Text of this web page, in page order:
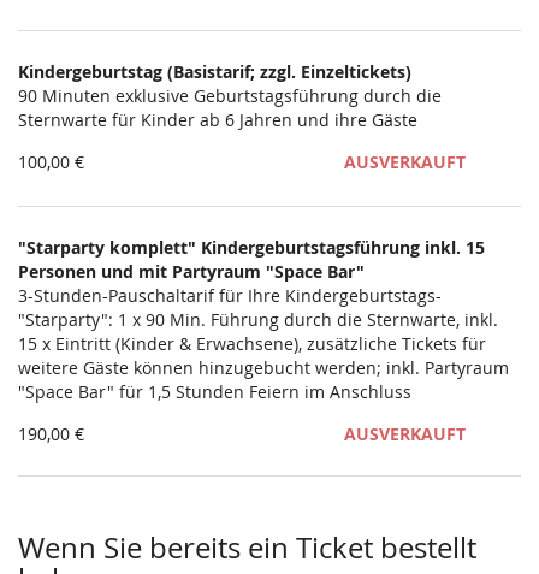
Kindergeburtstag (Basistarif; zzgl. Einzeltickets)
90 Minuten exklusive Geburtstagsführung durch die
Sternwarte für Kinder ab 6 Jahren und ihre Gäste
100,00 €
AUSVERKAUFT
"Starparty komplett" Kindergeburtstagsführung inkl. 15
Personen und mit Partyraum "Space Bar"
3-Stunden-Pauschaltarif für Ihre Kindergeburtstags-
"Starparty": 1 x 90 Min. Führung durch die Sternwarte, inkl.
15 x Eintritt (Kinder & Erwachsene), zusätzliche Tickets für
weitere Gäste können hinzugebucht werden; inkl. Partyraum
"Space Bar" für 1,5 Stunden Feiern im Anschluss
190,00 €
AUSVERKAUFT
Wenn Sie bereits ein Ticket bestellt